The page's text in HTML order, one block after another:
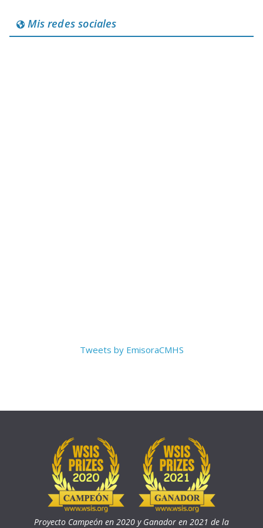
Mis redes sociales
Tweets by EmisoraCMHS
Proyecto Campeón en 2020 y Ganador en 2021 de la